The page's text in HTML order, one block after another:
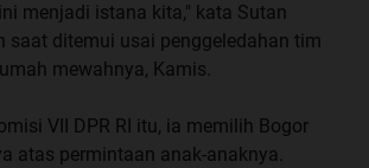
menjadi istana kita," kata Sutan
saat ditemui usai penggeledahan tim
mewahnya, Kamis.
VII DPR RI itu, ia memilih Bogor
atas permintaan anak-anaknya.